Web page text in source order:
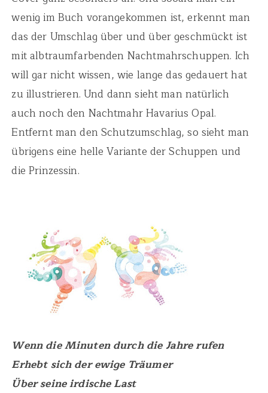
wenig im Buch vorangekommen ist, erkennt man
das der Umschlag über und über geschmückt ist
mit albtraumfarbenden Nachtmahrschuppen. Ich
will gar nicht wissen, wie lange das gedauert hat
zu illustrieren. Und dann sieht man natürlich
auch noch den Nachtmahr Havarius Opal.
Entfernt man den Schutzumschlag, so sieht man
übrigens eine helle Variante der Schuppen und
die Prinzessin.
Wenn die Minuten durch die Jahre rufen
Erhebt sich der ewige Träumer
Über seine irdische Last